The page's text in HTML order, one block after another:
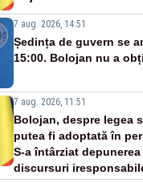
7 aug. 2026, 14:51
Ședința de guvern se
15:00. Bolojan nu a
7 aug. 2026, 11:51
Bolojan, despre legea
putea fi adoptată în
S-a întârziat
discursuri